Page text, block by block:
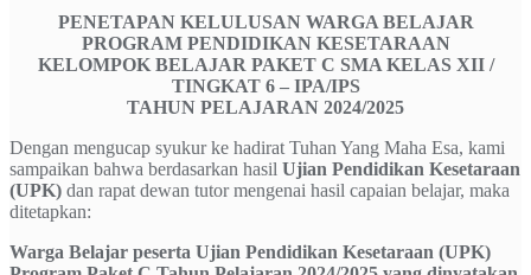
PENETAPAN KELULUSAN WARGA BELAJAR
PROGRAM PENDIDIKAN KESETARAAN
KELOMPOK BELAJAR PAKET C SMA KELAS XII /
TINGKAT 6 – IPA/IPS
TAHUN PELAJARAN 2024/2025
Dengan mengucap syukur ke hadirat Tuhan Yang Maha Esa, kami
sampaikan bahwa berdasarkan hasil Ujian Pendidikan Kesetaraan
(UPK) dan rapat dewan tutor mengenai hasil capaian belajar, maka
ditetapkan:
Warga Belajar peserta Ujian Pendidikan Kesetaraan (UPK)